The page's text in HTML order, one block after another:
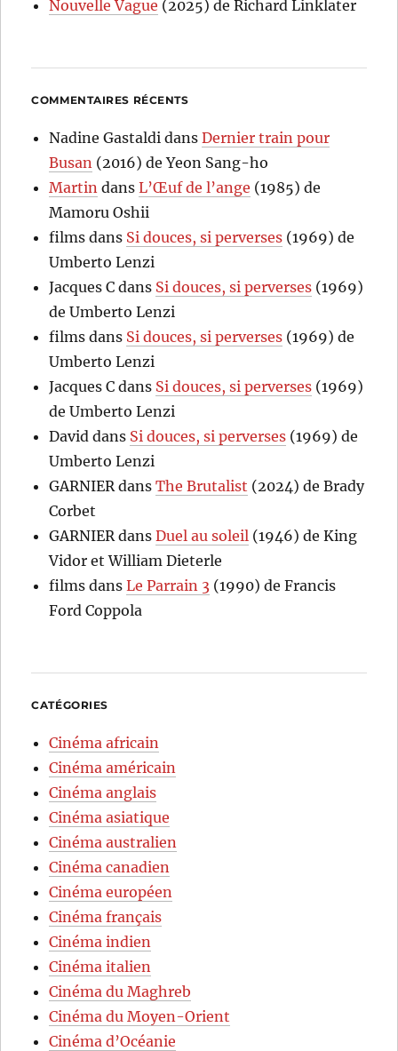
Nouvelle Vague (2025) de Richard Linklater
COMMENTAIRES RÉCENTS
Nadine Gastaldi dansDernier train pour
Busan (2016) de Yeon Sang-ho
Martin dansL’Œuf de l’ange (1985) de
Mamoru Oshii
films dans Si douces, si perverses (1969) de
Umberto Lenzi
Jacques C dans Si douces, si perverses (1969)
de Umberto Lenzi
films dans Si douces, si perverses (1969) de
Umberto Lenzi
Jacques C dans Si douces, si perverses (1969)
de Umberto Lenzi
David dans Si douces, si perverses (1969) de
Umberto Lenzi
GARNIER dansThe Brutalist (2024) de Brady
Corbet
GARNIER dansDuel au soleil (1946) de King
Vidor et William Dieterle
films dansLe Parrain 3 (1990) de Francis
Ford Coppola
CATÉGORIES
Cinéma africain
Cinéma américain
Cinéma anglais
Cinéma asiatique
Cinéma australien
Cinéma canadien
Cinéma européen
Cinéma français
Cinéma indien
Cinéma italien
Cinéma du Maghreb
Cinéma du Moyen-Orient
Cinéma d’Océanie